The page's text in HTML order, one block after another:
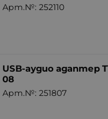
Арт.№: 252110
USB-аудио адаптер
08
Арт.№: 251807